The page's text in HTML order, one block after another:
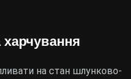
харчування
на стан шлунково-